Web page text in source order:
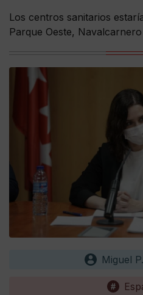
Los centros sanitarios
Parque Oeste,
Miguel